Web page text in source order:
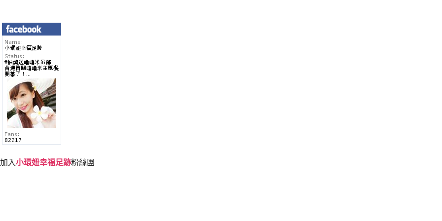
入小環妞幸福足跡粉絲團